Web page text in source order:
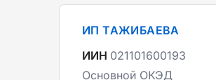
ИП ТАЖИБАЕВА
ИИН 021101600193
Основной ОКЭД